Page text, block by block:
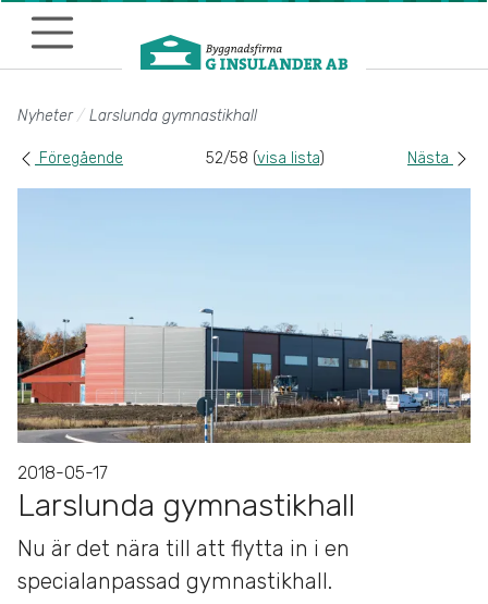
Till sidans huvudinnehåll
Nyheter Larslunda gymnastikhall
Föregående 52/58 (visa lista) Nästa
2018-05-17
Larslunda gymnastikhall
Nu är det nära till att flytta in i en
specialanpassad gymnastikhall.